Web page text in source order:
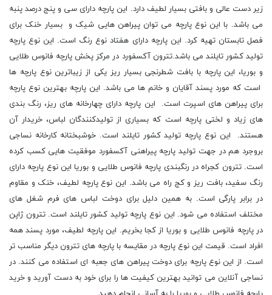
زیر دست عالی و بافتی بسیار لطیف دارد. این پارچه دارای سی و پنج درصد پنبه
می باشد. با این نوع پارچه می توان پیراهن هایی شیک و بسیار خنک برای
فصل تابستان تهیه کرد. این پارچه دارای هفتاد نوع رنگ است. این نوع پارچه
تولید کشور تایلند می باشد.تترون آکسفورد در مرکز پخش پارچه فانوس طلایی
و بوریا، این پارچه با بافت شطرنجی بسیار ریز یکی از زیباترین نوع پارچه ها
است که مورد پسند آقایان و خانم ها می باشد. این پارچه بهترین نوع پارچه
برای پیراهن های اسپرت است. این پارچه دارای چهارخانه های ریز، رنگ بندی
های زیاد و لختی پارچه است که بسیاری از تولیدکنندگان لباس، خریدار آن
هستند. این نوع پارچه تولید کشور تایلند است. خوشبختانه کارخانه نساجی
بروجرد هم در جهت تولید پارچه پیراهنی آکسفورد موفقیت هایی کسب کرده
است. تترون کجراه در رنگبندی پارچه فانوس طلایی و بوریا این نوع پارچه دارای
رنگ سفید، بافت ریز و کج راه می باشد. این نوع پارچه لطیف، خنک و مقاوم
در برابر پارگی است. به همین دلیل برای دوخت لباس های فرم شغل های
مختلف استفاده می شود. این نوع پارچه تولید کشور تایلند است. تترون ژاپن
در پارچه فانوس طلایی و بوریا از کجا بخریم. این پارچه لطیف، مورد پسند همه
افراد است. قیمت این نوع پارچه در مقایسه با پارچه های تترون دیگر مناسب تر
است. از این نوع پارچه برای دوخت پیراهن های جعبه ای استفاده می کنند. در
نساجی آنلاین می توانید بهترین کیفیت ها را برای خود به دست آورید و خرید